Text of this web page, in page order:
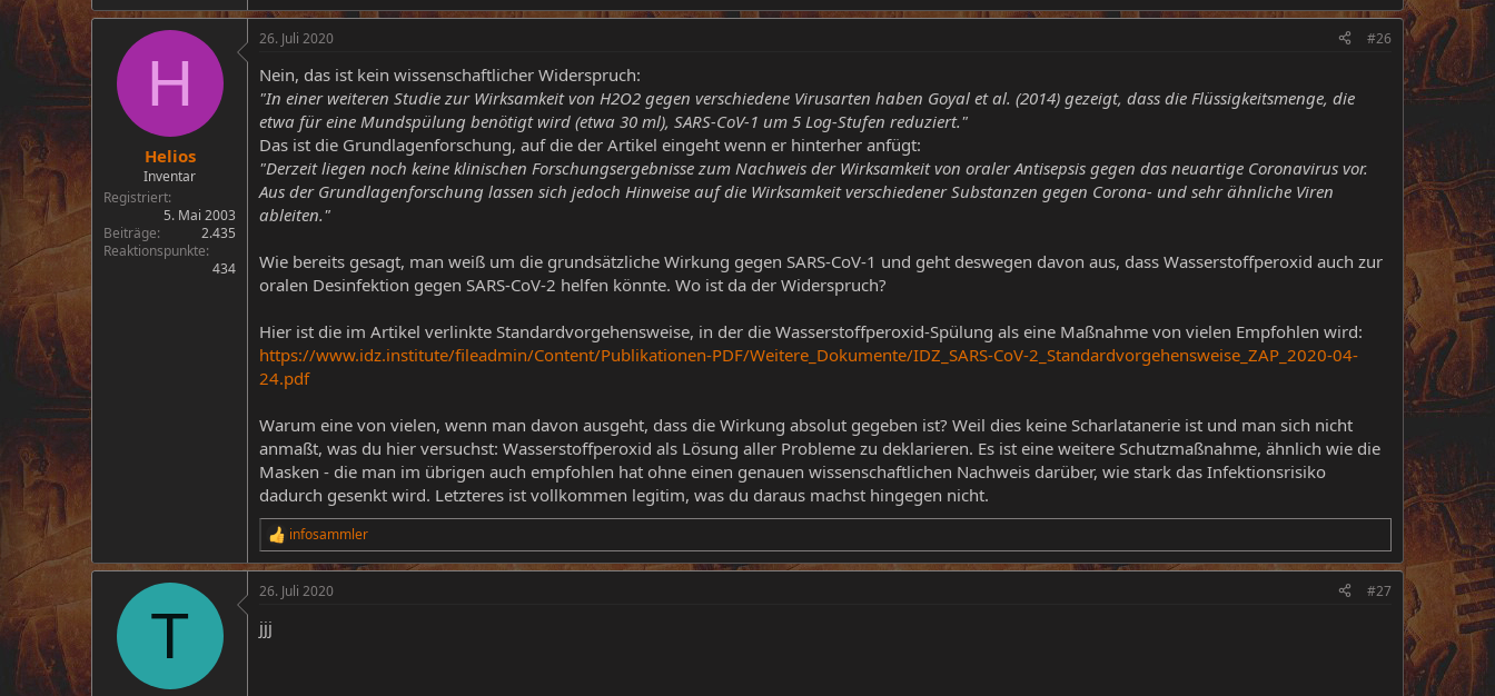
H
Helios
Inventar
Registriert
5. Mai 2003
Beiträge
2.435
Reaktionspunkte
434
26. Juli 2020 #26
Nein, das ist kein wissenschaftlicher Widerspruch:
"In einer weiteren Studie zur Wirksamkeit von H2O2 gegen verschiedene Virusarten haben Goyal et al. (2014) gezeigt, dass die Flüssigkeitsmenge, die
etwa für eine Mundspülung benötigt wird (etwa 30 ml), SARS-CoV-1 um 5 Log-Stufen reduziert."
Das ist die Grundlagenforschung, auf die der Artikel eingeht wenn er hinterher anfügt:
"Derzeit liegen noch keine klinischen Forschungsergebnisse zum Nachweis der Wirksamkeit von oraler Antisepsis gegen das neuartige Coronavirus vor.
Aus der Grundlagenforschung lassen sich jedoch Hinweise auf die Wirksamkeit verschiedener Substanzen gegen Corona- und sehr ähnliche Viren
ableiten."
Wie bereits gesagt, man weiß um die grundsätzliche Wirkung gegen SARS-CoV-1 und geht deswegen davon aus, dass Wasserstoffperoxid auch zur
oralen Desinfektion gegen SARS-CoV-2 helfen könnte. Wo ist da der Widerspruch?
Hier ist die im Artikel verlinkte Standardvorgehensweise, in der die Wasserstoffperoxid-Spülung als eine Maßnahme von vielen Empfohlen wird:
https://www.idz.institute/fileadmin/Content/Publikationen-PDF/Weitere_Dokumente/IDZ_SARS-CoV-2_Standardvorgehensweise_ZAP_2020-04-
24.pdf
Warum eine von vielen, wenn man davon ausgeht, dass die Wirkung absolut gegeben ist? Weil dies keine Scharlatanerie ist und man sich nicht
anmaßt, was du hier versuchst: Wasserstoffperoxid als Lösung aller Probleme zu deklarieren. Es ist eine weitere Schutzmaßnahme, ähnlich wie die
Masken - die man im übrigen auch empfohlen hat ohne einen genauen wissenschaftlichen Nachweis darüber, wie stark das Infektionsrisiko
dadurch gesenkt wird. Letzteres ist vollkommen legitim, was du daraus machst hingegen nicht.
R
e
a
k
i
infosammler
T
26. Juli 2020 #27
jjj